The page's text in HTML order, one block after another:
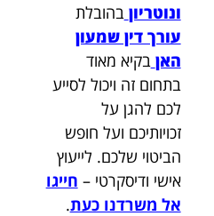
ונוטריון בהובלת
עורך דין שמעון
האן בקיא מאוד
בתחום זה ויכול לסייע
לכם להגן על
זכויותיכם ועל חופש
הביטוי שלכם. לייעוץ
אישי ודיסקרטי – חייגו
אל משרדנו כעת.